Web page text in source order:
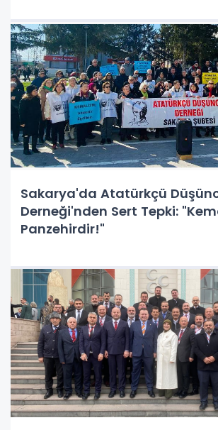
Sakarya'da Atatürkçü
Derneği'nden Sert Tepki:
Panzehirdir!"